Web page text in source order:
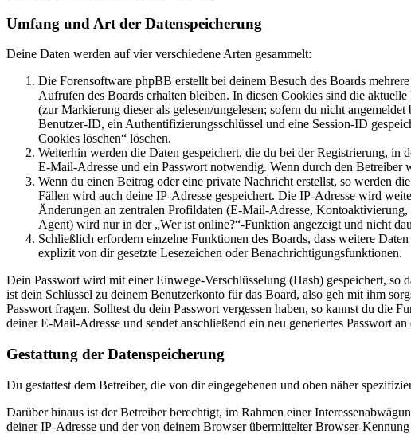
Umfang und Art der Datenspeicherung
Deine Daten werden auf vier verschiedene Arten gesammelt:
Die Forensoftware phpBB erstellt bei deinem Besuch des Boards
Aufrufen des Boards erhalten bleiben. In diesen Cookies sind die
(zur Markierung dieser als gelesen/ungelesen; sofern du nicht
Benutzer-ID, ein Authentifizierungsschlüssel und eine Session-ID
Cookies löschen“ löschen.
Weiterhin werden die Daten gespeichert, die du bei der Registrierung, in
E-Mail-Adresse und ein Passwort notwendig. Wenn durch den
Wenn du einen Beitrag oder eine private Nachricht erstellst, so werden
Fällen wird auch deine IP-Adresse gespeichert. Die IP-Adresse wird
Änderungen an zentralen Profildaten (E-Mail-Adresse,
Agent) wird nur in der „Wer ist online?“-Funktion angezeigt und nicht
Schließlich erfordern einzelne Funktionen des Boards, dass weitere
explizit von dir gesetzte Lesezeichen oder Benachrichtigungsfunktionen.
Dein Passwort wird mit einer Einwege-Verschlüsselung (Hash) gespeichert, so
ist dein Schlüssel zu deinem Benutzerkonto für das Board, also geh mit ihm
Passwort fragen. Solltest du dein Passwort vergessen haben, so kannst du die
deiner E-Mail-Adresse und sendet anschließend ein neu generiertes Passwort
Gestattung der Datenspeicherung
Du gestattest dem Betreiber, die von dir eingegebenen und oben näher
Darüber hinaus ist der Betreiber berechtigt, im Rahmen einer
deiner IP-Adresse und der von deinem Browser übermittelter Browser-